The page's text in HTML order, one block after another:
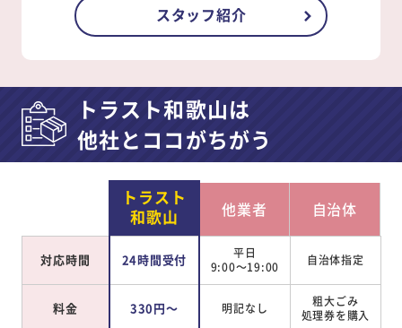
スタッフ紹介
トラスト和歌山は
他社とココがちがう
トラスト
和歌山
他業者 自治体
対応時間 24時間受付
平日
9:00～19:00
自治体指定
料金 330円～ 明記なし
粗大ごみ
処理券を購入